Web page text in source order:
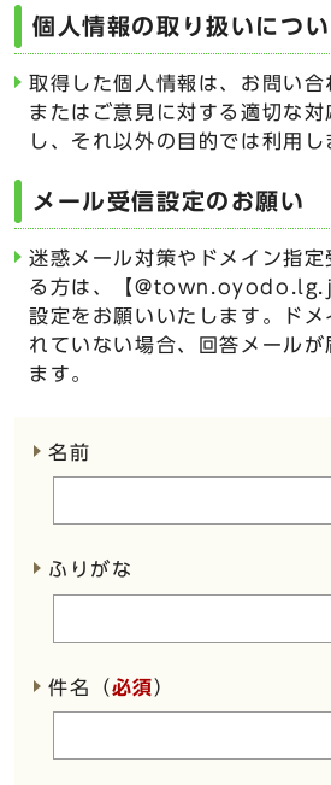
個人情報の取り扱いについ
取得した個人情報は、お問い合
またはご意見に対する適切な対
し、それ以外の目的では利用し
メール受信設定のお願い
迷惑メール対策やドメイン指定
る方は、【
設定をお願いいたします。ドメ
れていない場合、回答メールが
ます。
名前
ふりがな
件名（必須）